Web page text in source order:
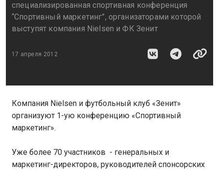
специализированная спортивная конференция
“Спортивный маркетинг”, организаторами которой
выступят компания Nielsen и ФК Зенит
17 апреля 2012
Компания Nielsen и футбольный клуб «Зенит»
организуют 1-ую конференцию «Спортивный
маркетинг».
Уже более 70 участников - генеральных и
маркетинг-директоров, руководителей спонсорских